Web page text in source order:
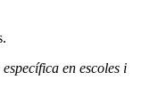
en escoles i